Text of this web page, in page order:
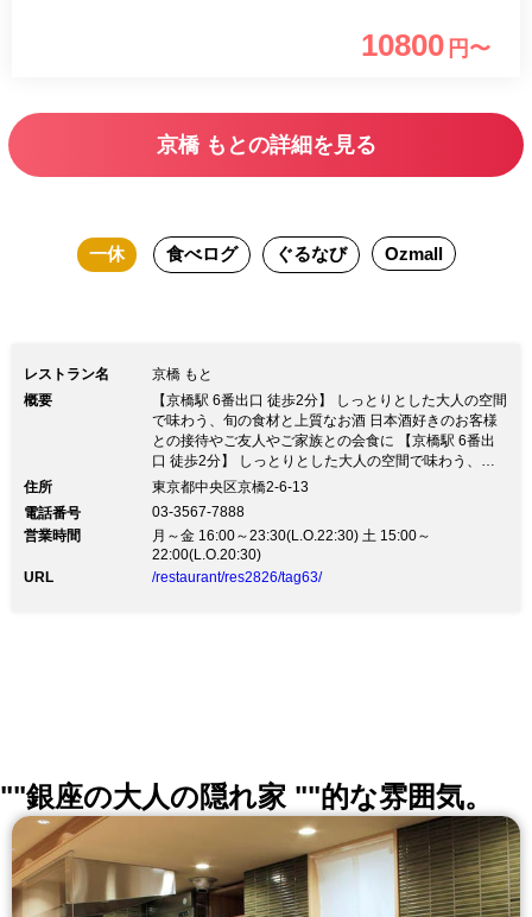
だけ仕入れ調理しお客様にご提供いたし
で、目でご堪能ください。
10800 円〜
京橋 もとの詳細を見る
一休 食べログ ぐるなび Ozmall
レストラン名
京橋 もと
概要
【京橋駅 6番出口 徒歩2分】 しっとりとした大人の空間
で味わう、旬の食材と上質なお酒 日本酒好きのお客様
との接待やご友人やご家族との会食に 【京橋駅 6番出
口 徒歩2分】 しっとりとした大人の空間で味わう、旬
の食材と上質なお酒 日本酒好きのお客様との接待やご
したものだけ仕入れ調理し お客様にご提供いたしま
す。 洗練された匠の技術で作り上げる、味わい深い四
季折々の味わいを 舌で、目でご堪能ください。 ◆コー
ス◆ 【1ドリンク付】旬のお料理を愉しめる おまかせ
住所
東京都中央区京橋2-6-13
電話番号
03-3567-7888
営業時間
月～金 16:00～23:30(L.O.22:30) 土 15:00～
22:00(L.O.20:30)
URL
/restaurant/res2826/tag63/
""銀座の大人の隠れ家 ""的な雰囲気。